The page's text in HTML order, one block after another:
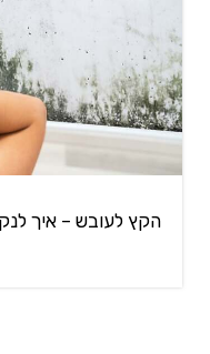
הקץ לעובש – איך